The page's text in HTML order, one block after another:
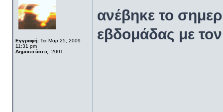
Εγγραφή: Τετ Μαρ 25, 2009
11:31 pm
Δημοσιεύσεις: 2001
ανέβηκε το
εβδομάδας με